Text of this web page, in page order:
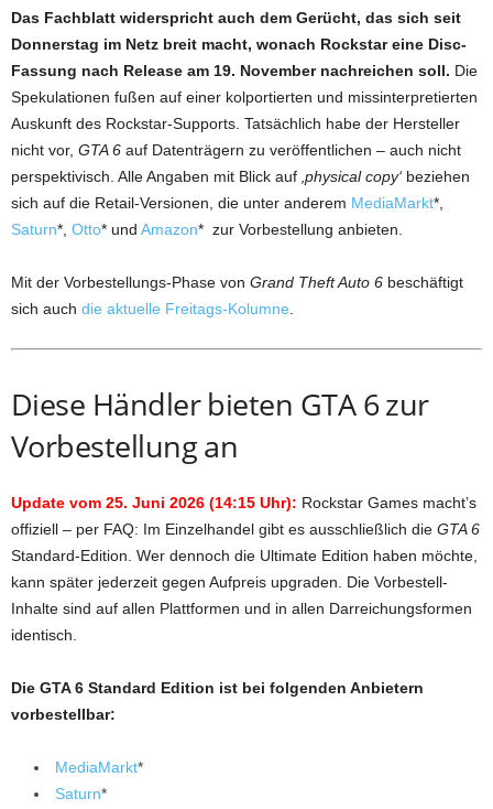
Das Fachblatt widerspricht auch dem Gerücht, das sich seit
Donnerstag im Netz breit macht, wonach Rockstar eine Disc-
Fassung nach Release am 19. November nachreichen soll. Die
Spekulationen fußen auf einer kolportierten und missinterpretierten
Auskunft des Rockstar-Supports. Tatsächlich habe der Hersteller
nicht vor, GTA 6 auf Datenträgern zu veröffentlichen – auch nicht
perspektivisch. Alle Angaben mit Blick auf ‚physical copy‘ beziehen
sich auf die Retail-Versionen, die unter anderem MediaMarkt*,
Saturn*, Otto* und Amazon* zur Vorbestellung anbieten.
Mit der Vorbestellungs-Phase von Grand Theft Auto 6 beschäftigt
sich auch die aktuelle Freitags-Kolumne
Diese Händler bieten GTA 6 zur
Vorbestellung an
Update vom 25. Juni 2026 (14:15 Uhr): Rockstar Games macht’s
offiziell – per FAQ: Im Einzelhandel gibt es ausschließlich die GTA 6
Standard-Edition. Wer dennoch die Ultimate Edition haben möchte,
kann später jederzeit gegen Aufpreis upgraden. Die Vorbestell-
Inhalte sind auf allen Plattformen und in allen Darreichungsformen
identisch.
Die GTA 6 Standard Edition ist bei folgenden Anbietern
vorbestellbar:
MediaMarkt*
Saturn*